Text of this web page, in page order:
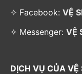
✧ Facebook: VỆ
✧ Messenger: VỆ
DỊCH VỤ CỦA VỆ